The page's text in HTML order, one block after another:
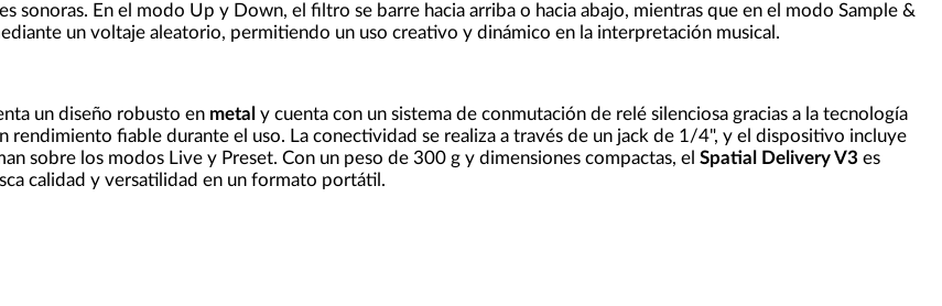
sonoras. En el modo Up y Down, el filtro se barre hacia arriba o hacia abajo, mientras que en el modo Sample &
un voltaje aleatorio, permitiendo un uso creativo y dinámico en la interpretación musical.
un diseño robusto en metal y cuenta con un sistema de conmutación de relé silenciosa gracias a la tecnología
rendimiento fiable durante el uso. La conectividad se realiza a través de un jack de 1/4", y el dispositivo incluye
sobre los modos Live y Preset. Con un peso de 300 g y dimensiones compactas, el Spatial Delivery V3 es
calidad y versatilidad en un formato portátil.